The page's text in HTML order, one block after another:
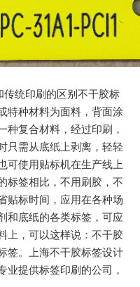
统印刷的区别不干胶标
特种材料为面料，背面涂
种复合材料，经过印刷，
只需从底纸上剥离，轻轻
可使用贴标机在生产线上
标签相比，不用刷胶，不
贴标时间，应用在各种场
和底纸的各类标签，可应
上，可以这样说：不干胶
签。上海不干胶标签设计
业提供标签印刷的公司，